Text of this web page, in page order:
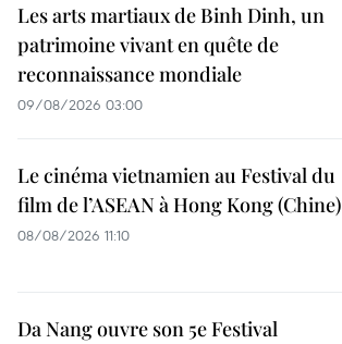
Les arts martiaux de Binh Dinh, un
patrimoine vivant en quête de
reconnaissance mondiale
09/08/2026 03:00
Le cinéma vietnamien au Festival du
film de l’ASEAN à Hong Kong (Chine)
08/08/2026 11:10
Da Nang ouvre son 5e Festival